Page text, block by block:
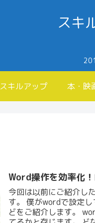
スキ
スキルアップ 本・映
Word操作を効率化
今回は以前にご紹介し
す。 僕がwordで設定
どをご紹介します。